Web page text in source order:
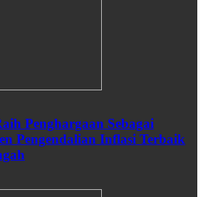
Penghargaan Sebagai
Pengendalian Inflasi Terbaik